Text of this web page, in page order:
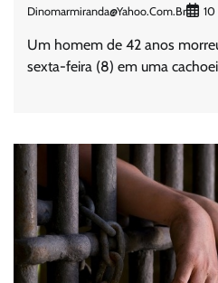
Dinomarmiranda@yahoo.com.br 10
Um homem de 42 anos
sexta-feira (8) em uma